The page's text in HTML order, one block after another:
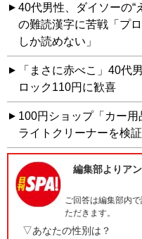
40代男性、ダイソーの“
の難読漢字に苦戦「プ
しか読めない」
「まさに赤べこ」40代
ロック110円に歓喜
100円ショップ「カー
ライトクリーナーを検